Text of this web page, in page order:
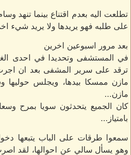
تطلعت اليه بعدم اقتناع بينما تنهد
على طلبه فهو يريدها ولا يريد شيء
بعد مرور اسبوعين اخرين
في المستشفى وتحديدا في احدى
ترقد على سرير المشفى بعد ان اجرت
مازن ممسكا بيدها، ويجلس حوليها
مازن...
كان الجميع يتحدثون سويا بمرح
بامتياز...
سمعوا طرقات على الباب يتبعها
وهو يسأل سالي عن احوالها، لقد